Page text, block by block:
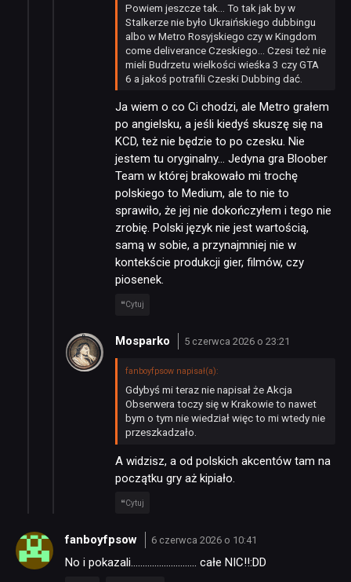
Powiem jeszcze tak… To tak jak by w
Stalkerze nie było Ukraińskiego dubbingu
albo w Metro Rosyjskiego czy w Kingdom
come deliverance Czeskiego… Czesi też nie
mieli Budrzetu wielkości wieśka 3 czy GTA
6 a jakoś potrafili Czeski Dubbing dać.
Ja wiem o co Ci chodzi, ale Metro grałem
po angielsku, a jeśli kiedyś skuszę się na
KCD, też nie będzie to po czesku. Nie
jestem tu oryginalny… Jedyna gra Bloober
Team w której brakowało mi trochę
polskiego to Medium, ale to nie to
sprawiło, że jej nie dokończyłem i tego nie
zrobię. Polski język nie jest wartością,
samą w sobie, a przynajmniej nie w
kontekście produkcji gier, filmów, czy
piosenek.
Cytuj
Mosparko 5 czerwca 2026 o 23:21
fanboyfpsow napisał(a):
Gdybyś mi teraz nie napisał że Akcja
Obserwera toczy się w Krakowie to nawet
bym o tym nie wiedział więc to mi wtedy nie
przeszkadzało.
A widzisz, a od polskich akcentów tam na
początku gry aż kipiało.
Cytuj
fanboyfpsow 6 czerwca 2026 o 10:41
No i pokazali………………………. całe NIC!!:DD